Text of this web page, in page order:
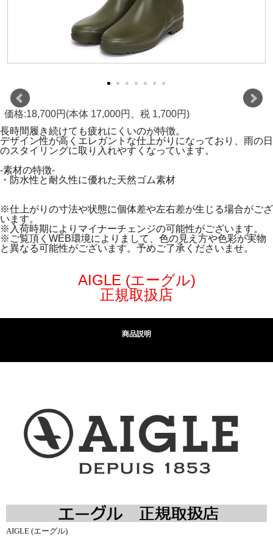
価格:18,700円(本体 17,000円、税 1,700円)
長時間履き続けても疲れにくいのが特徴。
デザイン性が高くエレガントな仕上がりになっており、雨の日
のスタイリングに取り入れやすくなっています。
-素材の特徴-
・防水性と耐久性に優れた天然ゴム素材
※仕上がりの寸法や状態に個体差や左右差が生じる場合がござ
います。
※入荷時期によりマイナーチェンジの可能性がございます。
※ご覧頂くWEB環境によりまして、色の見え方や色彩が実物
と異なる可能性がございます。予めご了承くださいませ。
AIGLE (エーグル)
正規取扱店
商品説明
AIGLE (エーグル)